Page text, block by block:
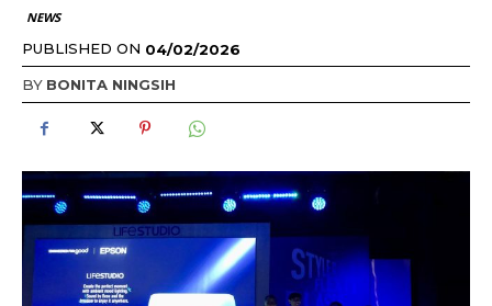
NEWS
PUBLISHED ON 04/02/2026
BY BONITA NINGSIH